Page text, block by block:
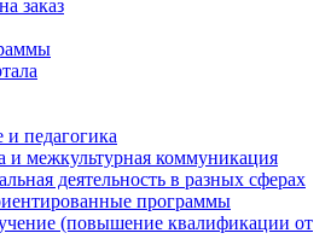
заказ
и педагогика
и межкультурная коммуникация
деятельность в разных сферах
программы
(повышение квалификации от